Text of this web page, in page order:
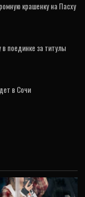
крашенку на Пасху
в поединке за титулы
в Сочи